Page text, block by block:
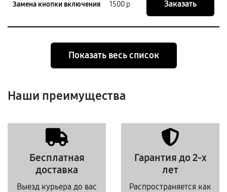
Замена кнопки включения 1500 р Заказать
Показать весь список
Наши преимущества
Бесплатная
доставка
Выезд курьера до вас
Гарантия до 2-х
лет
Распространяется как